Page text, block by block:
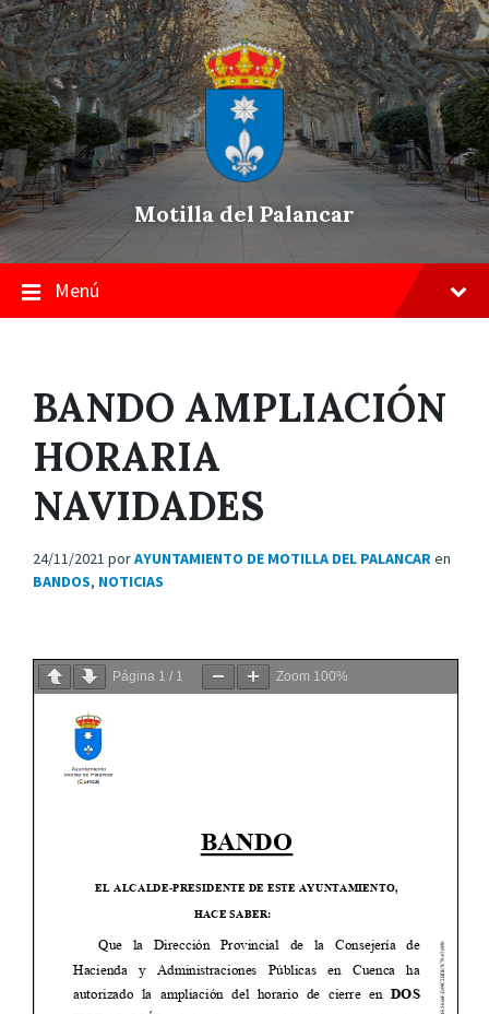
Skip
to
content
Saltar
a
la
navegación
principal
Saltar
a
pie
de
página
Motilla del Palancar
Menú
BANDO AMPLIACIÓN
HORARIA
NAVIDADES
24/11/2021 porAYUNTAMIENTO DE MOTILLA DEL PALANCARen
BANDOS, NOTICIAS
Página 1 / 1 Zoom 100%